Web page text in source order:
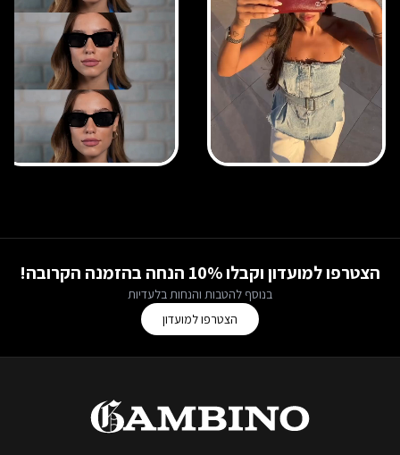
הצטרפו למועדון וקבלו 10% הנחה בהזמנה הקרובה!
בנוסף להטבות והנחות בלעדיות
הצטרפו למועדון